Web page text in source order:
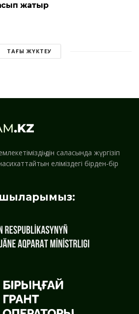
жатыр
ТАҒЫ ЖҮКТЕУ
дін саласында жүргізіп
еліміздегі бірден-бір